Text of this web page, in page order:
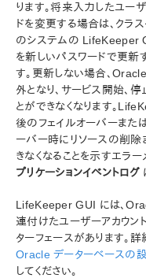
LifeKeeper for
LifeKeeper for
ン
総合メッセージカタ
アプリケーションリカ
Recovery Kit for
Generic ARK for
Recovery Kit イン
LifeKeeper for
トロダクション
LifeKeeper Oracle
ります。将来入力したユー
ドを変更する場合は、クラ
のシステムの LifeKeeper
を新しいパスワードで更新
す。更新しない場合、
外となり、サービス開始、停
とができなくなります。
後のフェイルオーバーまた
ーバー時にリソースの削除
きなくなることを示すエラー
プリケーションイベントログ
LifeKeeper GUI には、
連付けたユーザーアカウン
ターフェースがあります。詳
Oracle データーベースの
してください。